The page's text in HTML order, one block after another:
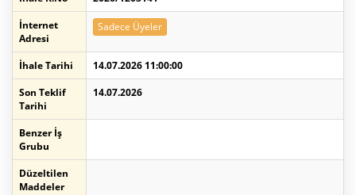
İnternet
Adresi
Sadece Üyeler
İhale Tarihi
14.07.2026 11:00:00
Son Teklif
Tarihi
14.07.2026
Benzer İş
Grubu
Düzeltilen
Maddeler